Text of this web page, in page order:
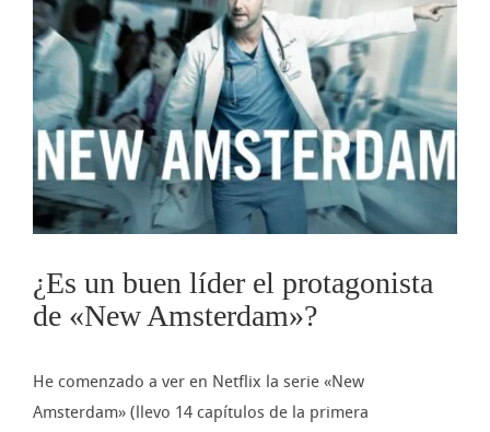
imagen
más
grande
¿Es un buen líder el protagonista
de «New Amsterdam»?
He comenzado a ver en Netflix la serie «New
Amsterdam» (llevo 14 capítulos de la primera